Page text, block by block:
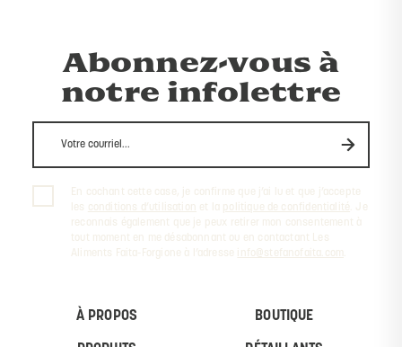
À PROPOS BOUTIQUE
Abonnez-vous à
notre infolettre
En cochant cette case, je confirme que j’ai lu et que j’accepte
les
conditions d’utilisation et la politique de confidentialité
. Je
reconnais également que je peux retirer mon consentement à
tout moment en me désabonnant ou en contactant Les
Aliments Faita-Forgione à l’adresse
info@stefanofaita.com